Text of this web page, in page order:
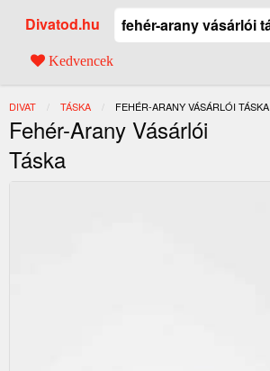
Divatod.hu
Kedvencek
DIVAT TÁSKA JELENLEGI:
FEHÉR-ARANY VÁSÁRLÓI TÁSKA
Fehér-Arany Vásárlói
Táska